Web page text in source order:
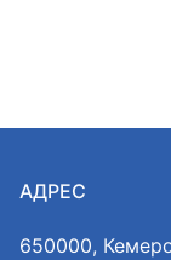
АДРЕС
650000,